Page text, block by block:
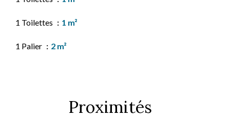
1 Toilettes 1 m²
1 Palier 2 m²
Proximités